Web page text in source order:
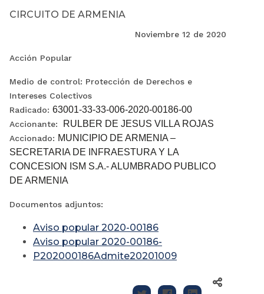
CIRCUITO DE ARMENIA
Noviembre 12 de 2020
Acción Popular
Medio de control: Protección de Derechos e
Intereses Colectivos
Radicado: 63001-33-33-006-2020-00186-00
Accionante: RULBER DE JESUS VILLA ROJAS
Accionado: MUNICIPIO DE ARMENIA –
SECRETARIA DE INFRAESTURA Y LA
CONCESION ISM S.A.- ALUMBRADO PUBLICO
DE ARMENIA
Documentos adjuntos:
Aviso popular 2020-00186
Aviso popular 2020-00186-
P202000186Admite20201009